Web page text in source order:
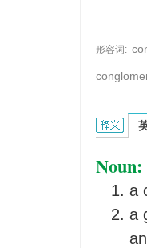
形容词:
Noun:
a
a